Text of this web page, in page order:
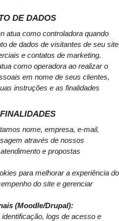
DE DADOS
atua como controladora quando
de dados de visitantes de seu site
e contatos de marketing.
como operadora ao realizar o
em nome de seus clientes,
instruções e as finalidades
nome, empresa, e-mail,
através de nossos
e propostas
para melhorar a experiência do
do site e gerenciar
(Moodle/Drupal):
logs de acesso e